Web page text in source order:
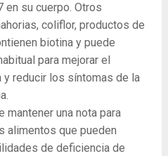
en su cuerpo. Otros
coliflor, productos de
biotina y puede
para mejorar el
y reducir los síntomas de la
mantener una nota para
alimentos que pueden
de deficiencia de